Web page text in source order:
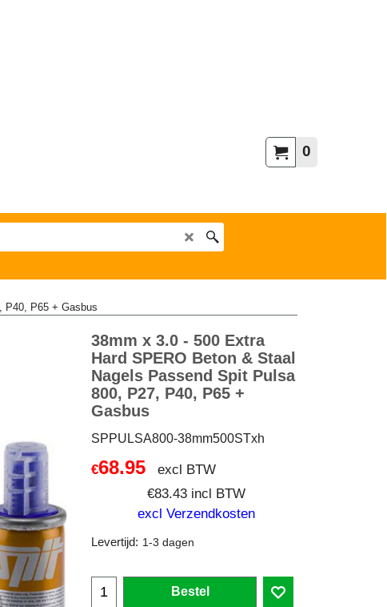
0
P40, P65 + Gasbus
38mm x 3.0 - 500 Extra
Hard SPERO Beton & Staal
Nagels Passend Spit Pulsa
800, P27, P40, P65 +
Gasbus
SPPULSA800-38mm500STxh
€68.95
excl BTW
€83.43 incl BTW
excl Verzendkosten
Levertijd: 1-3 dagen
Bestel